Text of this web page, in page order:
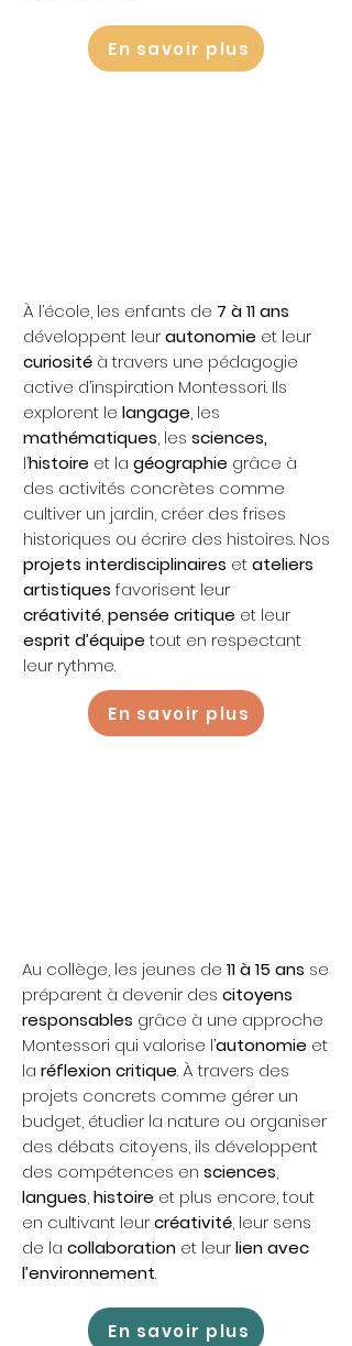
En savoir plus
À l’école, les enfants de 7 à 11 ans
développent leurautonomie et leur
curiosité à travers une pédagogie
active d’inspiration Montessori. Ils
explorent le langage, les
mathématiques, les sciences,
l’histoire et la géographie grâce à
des activités concrètes comme
cultiver un jardin, créer des frises
historiques ou écrire des histoires. Nos
projets interdisciplinaires etateliers
artistiques favorisent leur
créativité,pensée critique et leur
esprit d’équipetout en respectant
leur rythme.
En savoir plus
Au collège, les jeunes de 11 à 15 ans se
préparent à devenir des citoyens
responsables grâce à une approche
Montessori qui valorise l’autonomie et
la réflexion critique. À travers des
projets concrets comme gérer un
budget, étudier la nature ou organiser
des débats citoyens, ils développent
des compétences en sciences,
langues,histoire et plus encore, tout
en cultivant leurcréativité, leur sens
de la collaboration et leurlien avec
l’environnement.
En savoir plus